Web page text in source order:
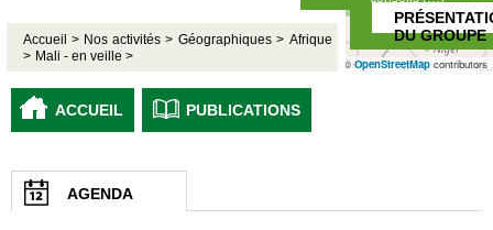
Accueil > Nos activités > Géographiques > Afrique
> Mali - en veille >
DU GROUPE
©OpenStreetMap contributors
ACCUEIL PUBLICATIONS
AGENDA